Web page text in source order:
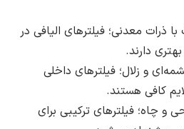
ذرات معدنی؛ فیلترهای الیافی در
دارند.
و زلال؛ فیلترهای داخلی
کافی هستند.
چاه؛ فیلترهای ترکیبی برای